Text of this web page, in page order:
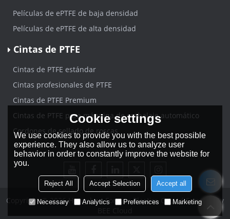
Películas de ePTFE de baja densidad
Películas de ePTFE de alta densidad
Cintas de PTFE
Cintas de PTFE estándar
Cintas profesionales de PTFE
Cintas de PTFE Premium
Cintas de PTFE para máquina de embalaje automático
Cordones de sellado de roscas
Copyright © 2026Hangzhou Forever Plastics Co.,LtdSupport By
Cookie settings
We use cookies to provide you with the best possible
experience. They also allow us to analyze user
behavior in order to constantly improve the website for
you.
Reject All Accept Selection Accept all
Necessary Analytics Preferences Marketing